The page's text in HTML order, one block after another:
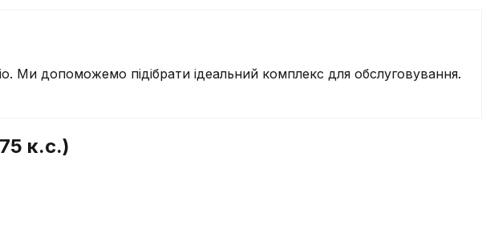
. Ми допоможемо підібрати ідеальний комплекс для обслуговування.
к.с.)